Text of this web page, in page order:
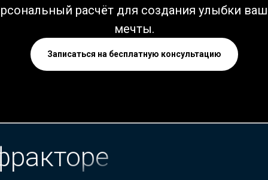
расчёт для создания улыбки
мечты.
Записаться на бесплатную консультацию